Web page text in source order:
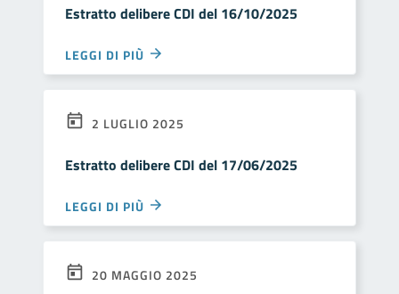
Estratto delibere CDI del 16/10/2025
LEGGI DI PIÙ
2 LUGLIO 2025
Estratto delibere CDI del 17/06/2025
LEGGI DI PIÙ
20 MAGGIO 2025